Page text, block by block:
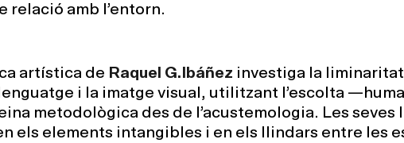
relació amb l’entorn.
artística de Raquel G.Ibáñez investiga la
i la imatge visual, utilitzant l’escolta
metodològica des de l’acustemologia. Les seves
els elements intangibles i en els llindars entre les